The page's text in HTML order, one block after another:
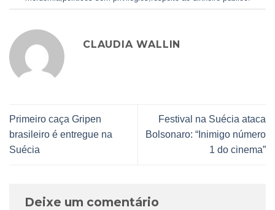
CLAUDIA WALLIN
Primeiro caça Gripen
brasileiro é entregue na
Suécia
Festival na Suécia ataca
Bolsonaro: “Inimigo número
1 do cinema”
Deixe um comentário